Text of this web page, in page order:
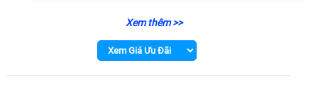
Xem thêm >>